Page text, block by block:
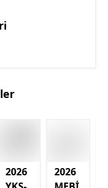
2026
2026